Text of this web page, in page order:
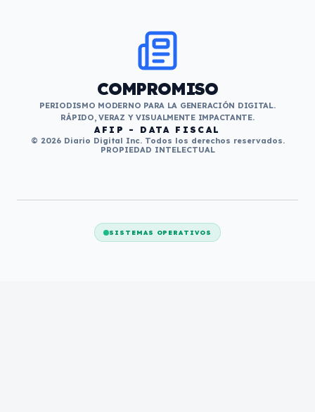
COMPROMISO
PERIODISMO MODERNO PARA LA GENERACIÓN DIGITAL.
RÁPIDO, VERAZ Y VISUALMENTE IMPACTANTE.
AFIP - DATA FISCAL
© 2026 Diario Digital Inc. Todos los derechos reservados.
PROPIEDAD INTELECTUAL
SISTEMAS OPERATIVOS